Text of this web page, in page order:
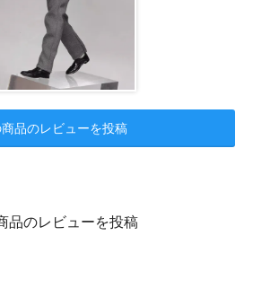
商品のレビューを投稿
品のレビューを投稿